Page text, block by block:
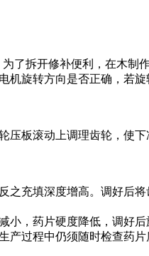
了拆开修补便利，在木制
旋转方向是否正确，若
板滚动上调理齿轮，使
充填深度增高。调好后将
，药片硬度降低，调好
过程中仍须随时检查药片